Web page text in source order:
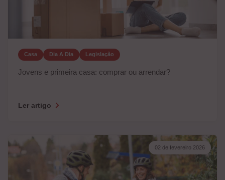
Casa Dia A Dia Legislação
Jovens e primeira casa: comprar ou arrendar?
Ler artigo
02 de fevereiro 2026